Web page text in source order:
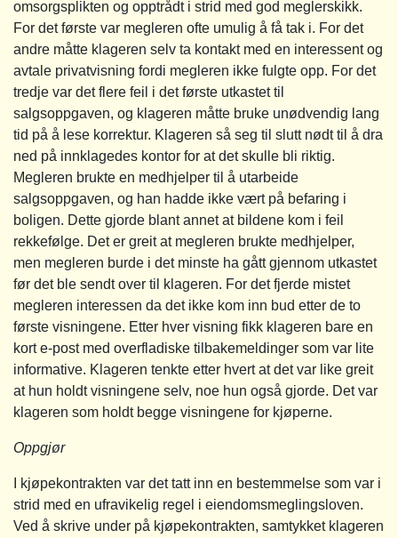
omsorgsplikten og opptrådt i strid med god meglerskikk.
For det første var megleren ofte umulig å få tak i. For det
andre måtte klageren selv ta kontakt med en interessent og
avtale privatvisning fordi megleren ikke fulgte opp. For det
tredje var det flere feil i det første utkastet til
salgsoppgaven, og klageren måtte bruke unødvendig lang
tid på å lese korrektur. Klageren så seg til slutt nødt til å dra
ned på innklagedes kontor for at det skulle bli riktig.
Megleren brukte en medhjelper til å utarbeide
salgsoppgaven, og han hadde ikke vært på befaring i
boligen. Dette gjorde blant annet at bildene kom i feil
rekkefølge. Det er greit at megleren brukte medhjelper,
men megleren burde i det minste ha gått gjennom utkastet
før det ble sendt over til klageren. For det fjerde mistet
megleren interessen da det ikke kom inn bud etter de to
første visningene. Etter hver visning fikk klageren bare en
kort e-post med overfladiske tilbakemeldinger som var lite
informative. Klageren tenkte etter hvert at det var like greit
at hun holdt visningene selv, noe hun også gjorde. Det var
klageren som holdt begge visningene for kjøperne.
Oppgjør
I kjøpekontrakten var det tatt inn en bestemmelse som var i
strid med en ufravikelig regel i eiendomsmeglingsloven.
Ved å skrive under på kjøpekontrakten, samtykket klageren